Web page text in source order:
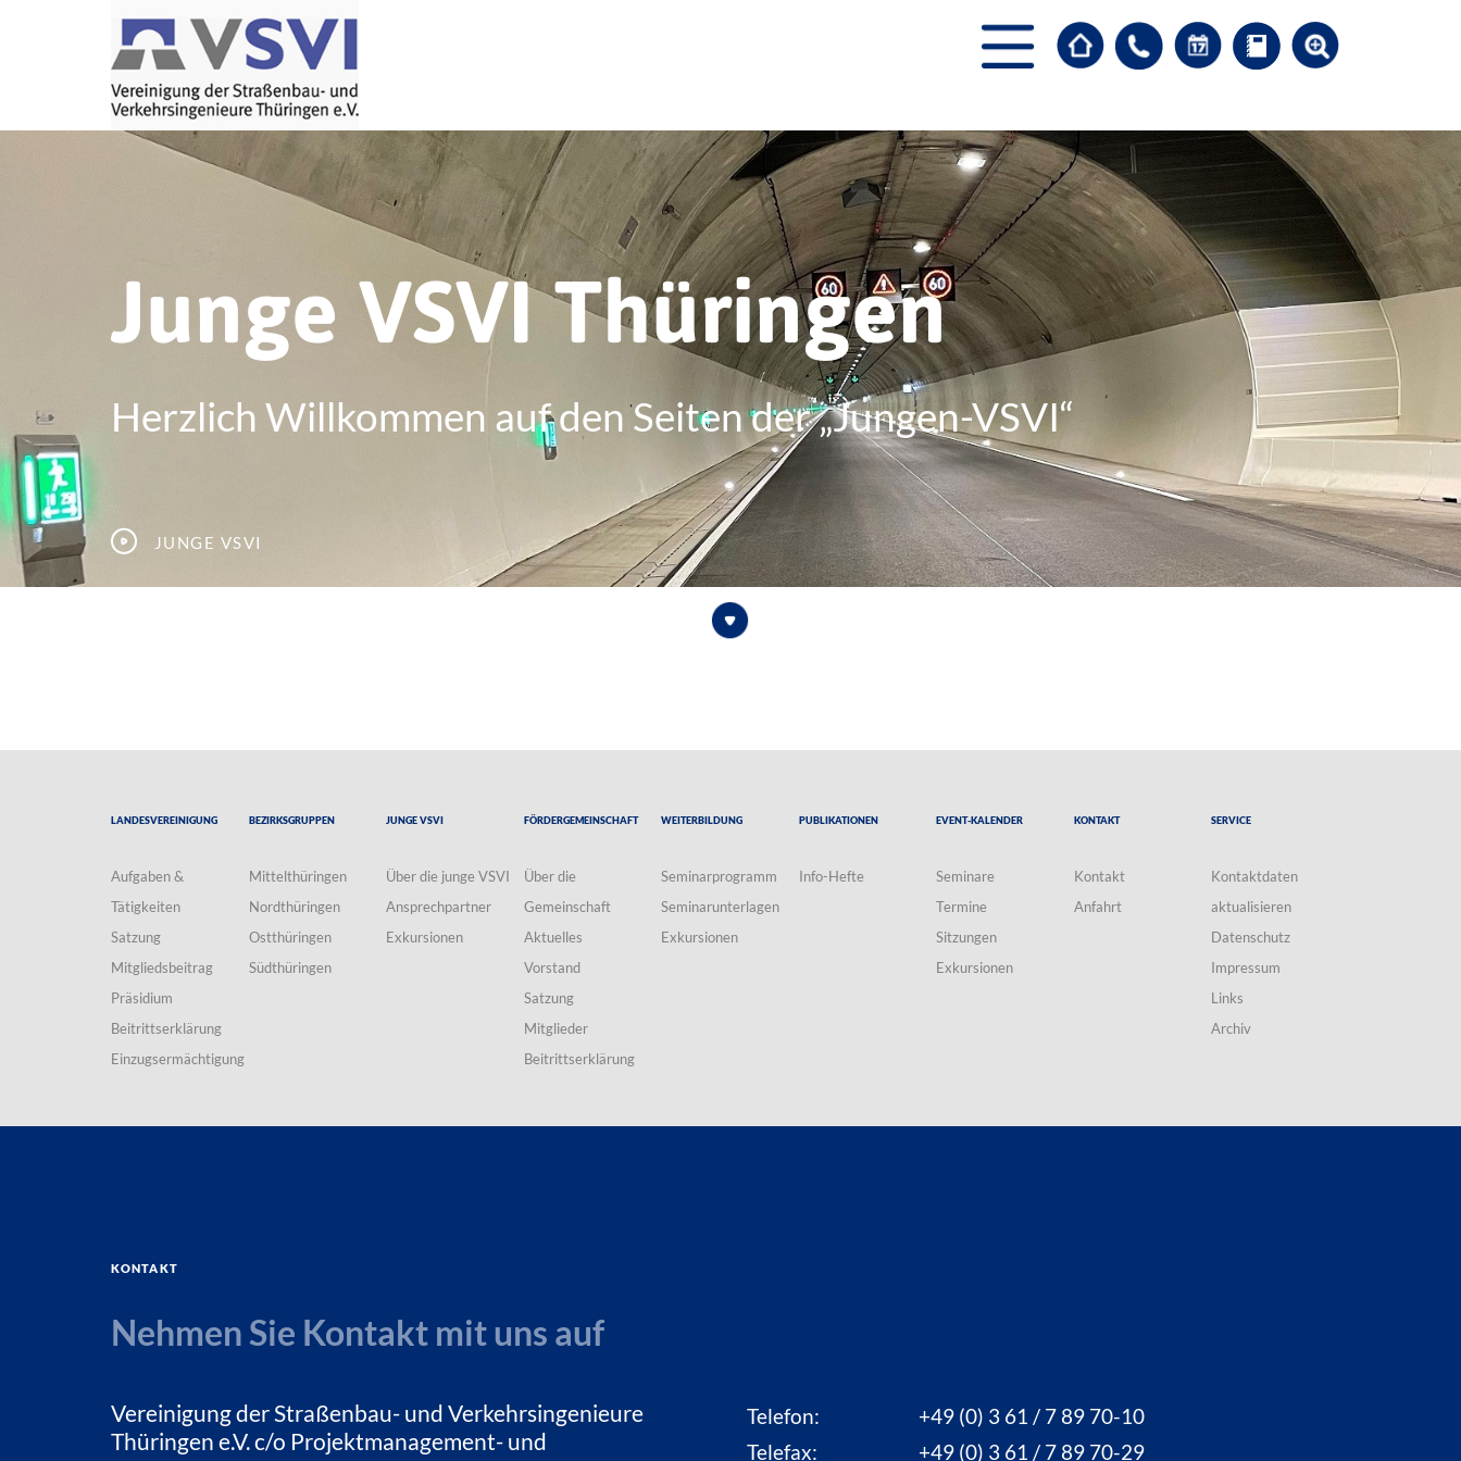
Junge VSVI Thüringen
Herzlich Willkommen auf den Seiten der „Jungen-VSVI“
Junge VSVI
Landesvereinigung
Aufgaben &
Tätigkeiten
Satzung
Mitgliedsbeitrag
Präsidium
Beitrittserklärung
Einzugsermächtigung
Bezirksgruppen
Mittelthüringen
Nordthüringen
Ostthüringen
Südthüringen
Junge VSVI
Über die junge VSVI
Ansprechpartner
Exkursionen
Fördergemeinschaft
Über die
Gemeinschaft
Aktuelles
Vorstand
Satzung
Mitglieder
Beitrittserklärung
Weiterbildung
Seminarprogramm
Seminarunterlagen
Exkursionen
Publikationen
Info-Hefte
Event-Kalender
Seminare
Termine
Sitzungen
Exkursionen
Kontakt
Kontakt
Anfahrt
Service
Kontaktdaten
aktualisieren
Datenschutz
Impressum
Links
Archiv
Kontakt
Nehmen Sie Kontakt mit uns auf
Vereinigung der Straßenbau- und Verkehrsingenieure
Thüringen e.V. c/o Projektmanagement- und
Telefon:
+49 (0) 3 61 / 7 89 70-10
Telefax:
+49 (0) 3 61 / 7 89 70-29